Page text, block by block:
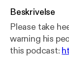
Beskrivelse
Please take
warning his
this podcast: